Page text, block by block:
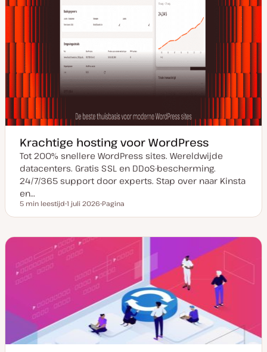
Krachtige hosting voor WordPress
Tot 200% snellere WordPress sites. Wereldwijde
datacenters. Gratis SSL en DDoS-bescherming.
24/7/365 support door experts. Stap over naar Kinsta
en…
Leestijd
5 min leestijd
a
m
v
a
t
1 juli 2026
o
e
Pagina